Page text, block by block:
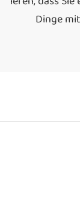
Dinge